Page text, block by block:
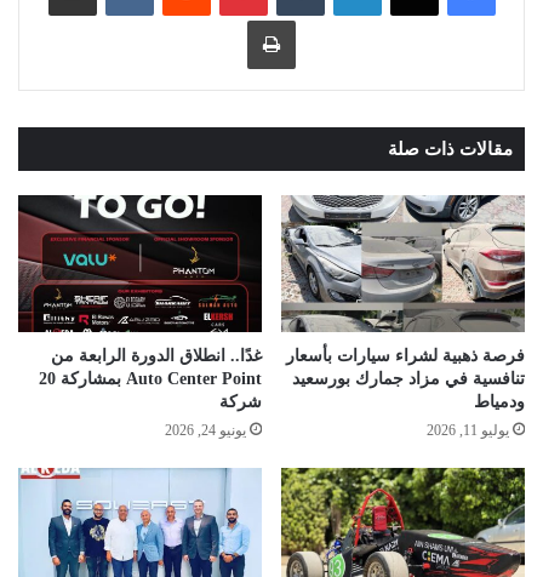
طباعة
مقالات ذات صلة
فرصة ذهبية لشراء سيارات بأسعار
تنافسية في مزاد جمارك بورسعيد
ودمياط
يوليو 11, 2026
غدًا.. انطلاق الدورة الرابعة من
Auto Center Point بمشاركة 20
شركة
يونيو 24, 2026